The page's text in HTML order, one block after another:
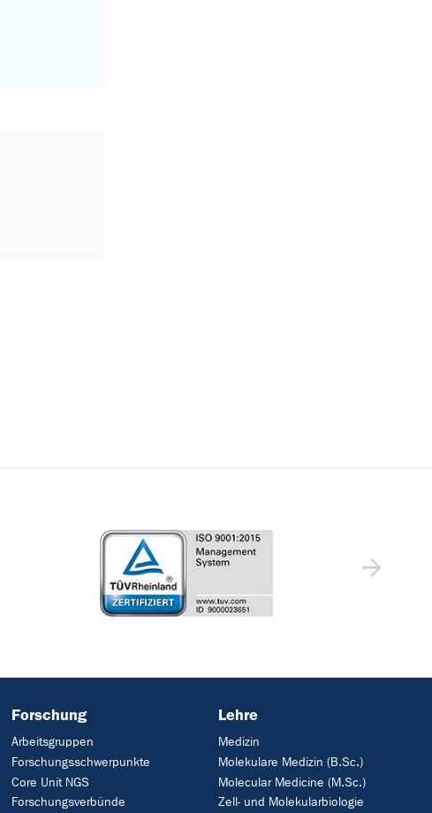
Forschung
Arbeitsgruppen
Forschungsschwerpunkte
Core Unit NGS
Forschungsverbünde
Lehre
Medizin
Molekulare Medizin (B.Sc.)
Molecular Medicine (M.Sc.)
Zell- und Molekularbiologie